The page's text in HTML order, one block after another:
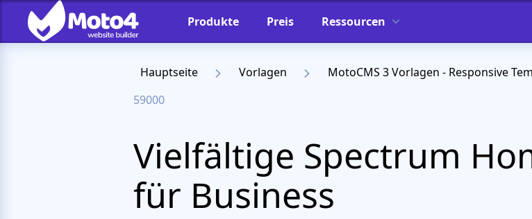
Produkte Preis Ressourcen
Hauptseite Vorlagen MotoCMS 3 Vorlagen - Responsive
59000
Vielfältige Spectrum
für Business